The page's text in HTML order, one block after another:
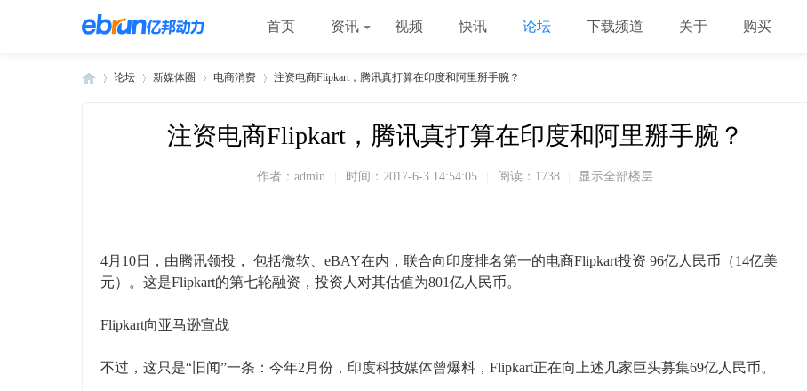
首页 资讯 视频 快讯 论坛 下载频道 关于 购买
论坛 新媒体圈 电商消费 注资电商Flipkart，腾讯真打算在印度和阿里掰手腕？
注资电商Flipkart，腾讯真打算在印度和阿里掰手腕？
作者： admin 时间： 2017-6-3 14:54:05 阅读：1738 显示全部楼层
4月10日，由腾讯领投， 包括微软、eBAY在内，联合向印度排名第一的电商Flipkart投资 96亿人民币（14亿美
元）。这是Flipkart的第七轮融资，投资人对其估值为801亿人民币。
Flipkart向亚马逊宣战
不过，这只是“旧闻”一条：今年2月份，印度科技媒体曾爆料，Flipkart正在向上述几家巨头募集69亿人民币。